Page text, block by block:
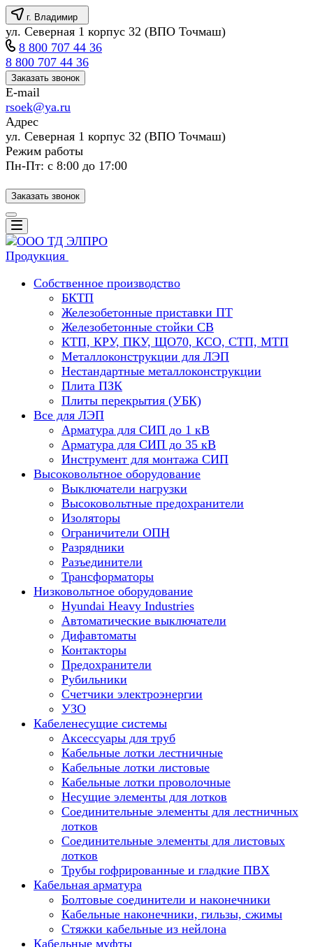
г. Владимир
ул. Северная 1 корпус 32 (ВПО Точмаш)
8 800 707 44 36
8 800 707 44 36
Заказать звонок
E-mail
rsoek@ya.ru
Адрес
ул. Северная 1 корпус 32 (ВПО Точмаш)
Режим работы
Пн-Пт: с 8:00 до 17:00
Заказать звонок
Продукция
Собственное производство
БКТП
Железобетонные приставки ПТ
Железобетонные стойки СВ
КТП, КРУ, ПКУ, ЩО70, КСО, СТП, МТП
Металлоконструкции для ЛЭП
Нестандартные металлоконструкции
Плита ПЗК
Плиты перекрытия (УБК)
Все для ЛЭП
Арматура для СИП до 1 кВ
Арматура для СИП до 35 кВ
Инструмент для монтажа СИП
Высоковольтное оборудование
Выключатели нагрузки
Высоковольтные предохранители
Изоляторы
Ограничители ОПН
Разрядники
Разъединители
Трансформаторы
Низковольтное оборудование
Hyundai Heavy Industries
Автоматические выключатели
Дифавтоматы
Контакторы
Предохранители
Рубильники
Счетчики электроэнергии
УЗО
Кабеленесущие системы
Аксессуары для труб
Кабельные лотки лестничные
Кабельные лотки листовые
Кабельные лотки проволочные
Несущие элементы для лотков
Соединительные элементы для лестничных
лотков
Соединительные элементы для листовых
лотков
Трубы гофрированные и гладкие ПВХ
Кабельная арматура
Болтовые соединители и наконечники
Кабельные наконечники, гильзы, сжимы
Стяжки кабельные из нейлона
Кабельные муфты